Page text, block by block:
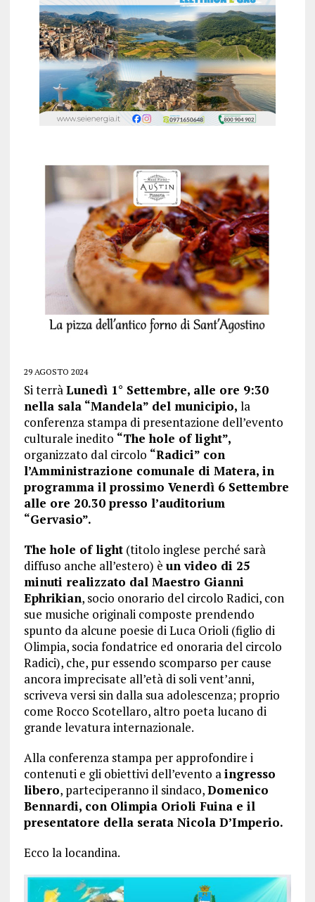
29 AGOSTO 2024
Si terràLunedì 1° Settembre, alle ore 9:30
nella sala “Mandela” del municipio, la
conferenza stampa di presentazione dell’evento
culturale inedito “The hole of light”,
organizzato dal circolo “Radici” con
l’Amministrazione comunale di Matera, in
programma il prossimo Venerdì 6 Settembre
alle ore 20.30 presso l’auditorium
“Gervasio”.
The hole of light(titolo inglese perché sarà
diffuso anche all’estero) è un video di 25
minuti realizzato dal Maestro Gianni
Ephrikian, socio onorario del circolo Radici, con
sue musiche originali composte prendendo
spunto da alcune poesie di Luca Orioli (figlio di
Olimpia, socia fondatrice ed onoraria del circolo
Radici), che, pur essendo scomparso per cause
ancora imprecisate all’età di soli vent’anni,
scriveva versi sin dalla sua adolescenza; proprio
come Rocco Scotellaro, altro poeta lucano di
grande levatura internazionale.
Alla conferenza stampa per approfondire i
contenuti e gli obiettivi dell’evento aingresso
libero, parteciperanno il sindaco,Domenico
Bennardi, con Olimpia Orioli Fuina e il
presentatore della serata Nicola D’Imperio.
Ecco la locandina.